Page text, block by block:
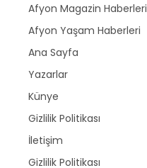
Afyon Magazin Haberleri
Afyon Yaşam Haberleri
Ana Sayfa
Yazarlar
Künye
Gizlilik Politikası
İletişim
Gizlilik Politikası